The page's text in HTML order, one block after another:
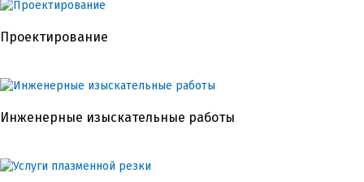
Проектирование
Инженерные изыскательные работы